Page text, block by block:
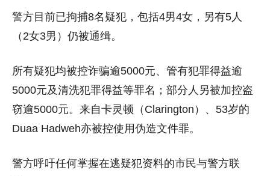
警方目前已拘捕8名疑犯，包括4男4女，另有5人
（2女3男）仍被通缉。
所有疑犯均被控诈骗逾5000元、管有犯罪得益逾
5000元及清洗犯罪得益等罪名；部分人另被加控盗
窃逾5000元。来自卡灵顿（Clarington）、53岁的
Duaa Hadweh亦被控使用伪造文件罪。
警方呼吁任何掌握在逃疑犯资料的市民与警方联